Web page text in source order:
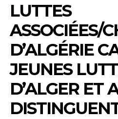
LUTTES
ASSOCIÉES/
D’ALGÉRIE
JEUNES
D’ALGER ET